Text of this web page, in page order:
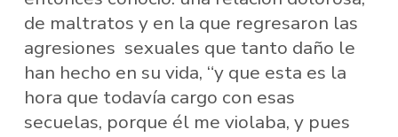
de maltratos y en la que regresaron las
agresiones sexuales que tanto daño le
han hecho en su vida, “y que esta es la
hora que todavía cargo con esas
secuelas, porque él me violaba, y pues